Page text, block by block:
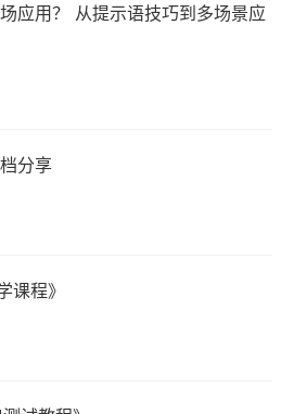
应用？ 从提示语技巧到多场景应
分享
课程》